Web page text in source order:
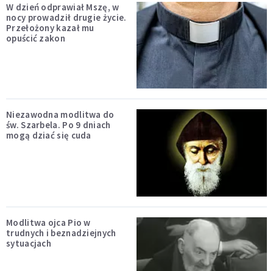
W dzień odprawiał Mszę, w
nocy prowadził drugie życie.
Przełożony kazał mu
opuścić zakon
Niezawodna modlitwa do
św. Szarbela. Po 9 dniach
mogą dziać się cuda
Modlitwa ojca Pio w
trudnych i beznadziejnych
sytuacjach